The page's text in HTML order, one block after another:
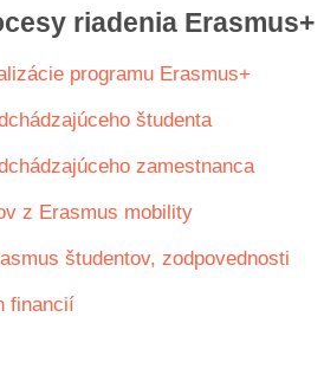
riadenia Erasmus+
programu Erasmus+
študenta
zamestnanca
z Erasmus mobility
študentov, zodpovednosti
financií